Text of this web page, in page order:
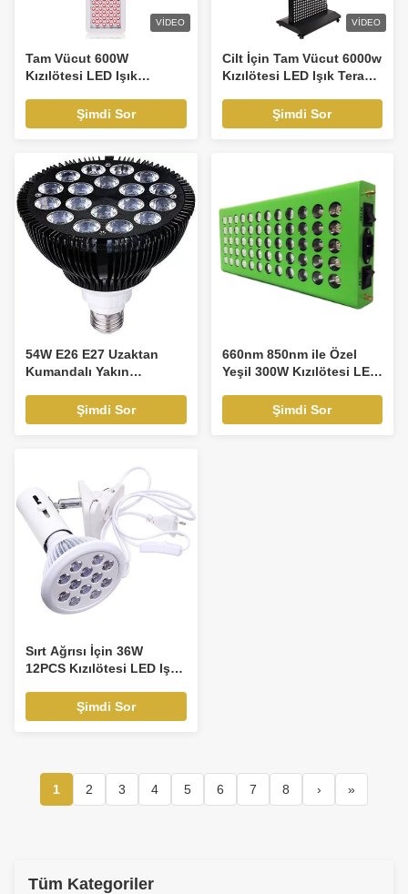
VIDEO
Tam Vücut 600W
Kızılötesi LED Işık
Ağrı GidericiŞimdi Sor
VIDEO
Cilt İçin Tam Vücut 6000w
Kızılötesi LED Işık Terapi
Şimdi Sor
54W E26 E27 Uzaktan
Kumandalı Yakın
Şimdi Sor
660nm 850nm ile Özel
Yeşil 300W Kızılötesi LED
Şimdi Sor
Sırt Ağrısı İçin 36W
12PCS Kızılötesi LED Işık
LambasıŞimdi Sor
1 2 3 4 5 6 7 8 › »
Tüm Kategoriler